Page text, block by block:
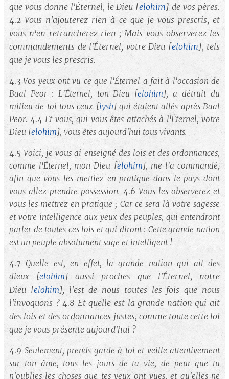
que vous donne l'Éternel, le Dieu [elohim]de vos pères.
4.2Vous n'ajouterez rien à ce que je vous prescris, et
vous n'en retrancherez rien ; Mais vous observerez les
commandements de l'Éternel, votre Dieu [elohim], tels
que je vous les prescris.
4.3Vos yeux ont vu ce que l'Éternel a fait à l'occasion de
Baal Peor : L'Éternel, ton Dieu [elohim], a détruit du
milieu de toi tous ceux [iysh] qui étaient allés après Baal
Peor. 4.4 Et vous, qui vous êtes attachés à l'Éternel, votre
Dieu [elohim], vous êtes aujourd'hui tous vivants.
4.5Voici, je vous ai enseigné des lois et des ordonnances,
comme l'Éternel, mon Dieu [elohim], me l'a commandé,
afin que vous les mettiez en pratique dans le pays dont
vous allez prendre possession.4.6 Vous les observerez et
vous les mettrez en pratique ; Car ce sera là votre sagesse
et votre intelligence aux yeux des peuples, qui entendront
parler de toutes ces lois et qui diront : Cette grande nation
est un peuple absolument sage et intelligent !
4.7Quelle est, en effet, la grande nation qui ait des
dieux [elohim] aussi proches que l'Éternel, notre
Dieu [elohim], l'est de nous toutes les fois que nous
l'invoquons ?4.8 Et quelle est la grande nation qui ait
des lois et des ordonnances justes, comme toute cette loi
que je vous présente aujourd'hui ?
4.9 Seulement, prends garde à toi et veille attentivement
sur ton âme, tous les jours de ta vie, de peur que tu
n'oublies les choses que tes yeux ont vues, et qu'elles ne